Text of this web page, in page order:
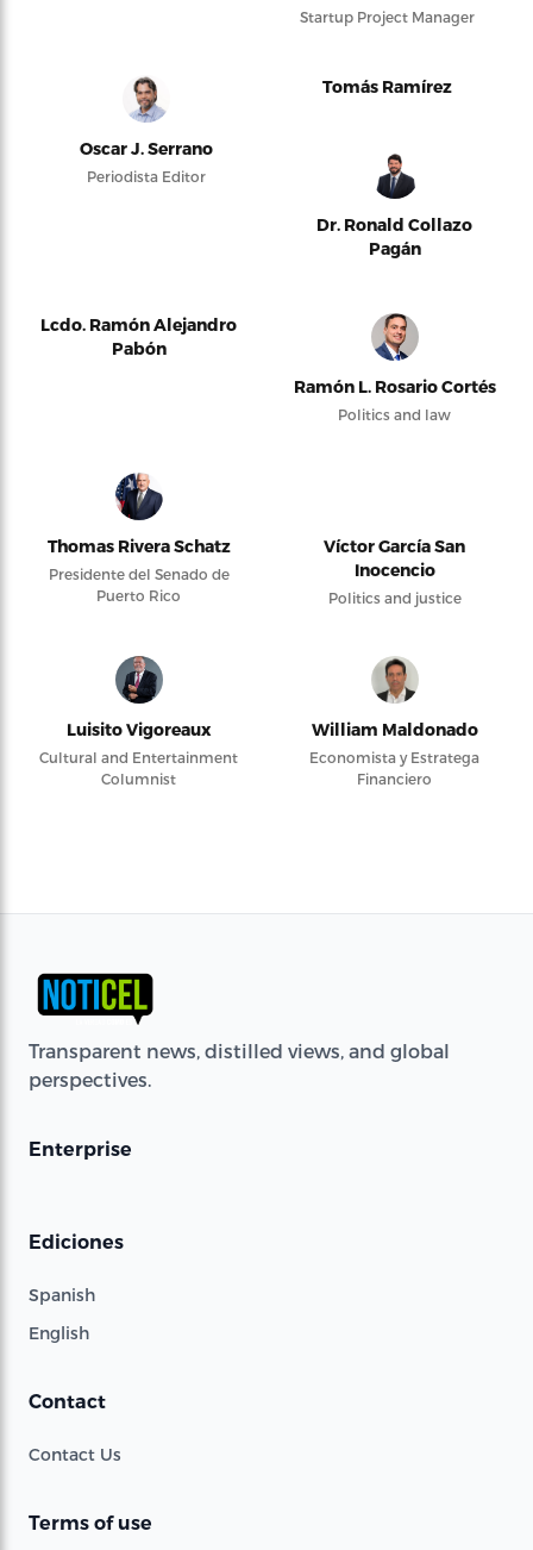
Startup Project Manager
Oscar J. Serrano
Periodista Editor
Tomás Ramírez
Dr. Ronald Collazo
Pagán
Lcdo. Ramón Alejandro
Pabón
Ramón L. Rosario Cortés
Politics and law
Thomas Rivera Schatz
Presidente del Senado de
Puerto Rico
Víctor García San
Inocencio
Politics and justice
Luisito Vigoreaux
Cultural and Entertainment
Columnist
William Maldonado
Economista y Estratega
Financiero
Transparent news, distilled views, and global
perspectives.
Enterprise
Ediciones
Spanish
English
Contact
Contact Us
Terms of use